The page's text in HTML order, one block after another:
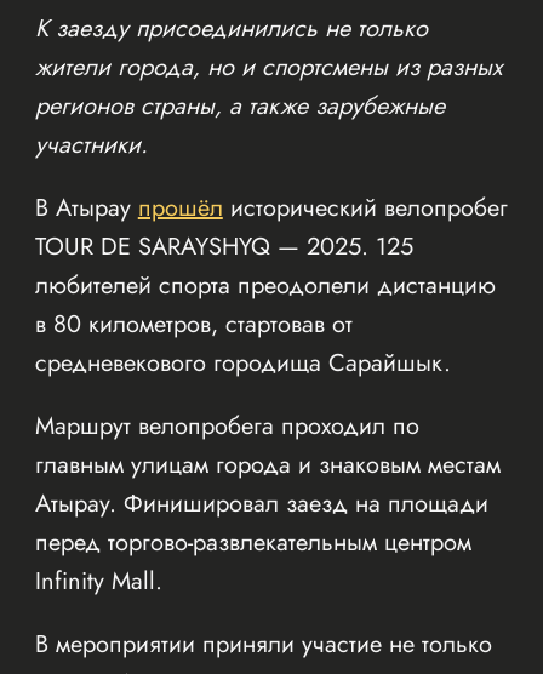
К заезду присоединились не только
жители города, но и спортсмены из разных
регионов страны, а также зарубежные
участники.
В Атыраупрошёлисторический велопробег
TOUR DE SARAYSHYQ — 2025. 125
любителей спорта преодолели дистанцию
в 80 километров, стартовав от
средневекового городища Сарайшык.
Маршрут велопробега проходил по
главным улицам города и знаковым местам
Атырау. Финишировал заезд на площади
перед торгово-развлекательным центром
Infinity Mall.
В мероприятии приняли участие не только